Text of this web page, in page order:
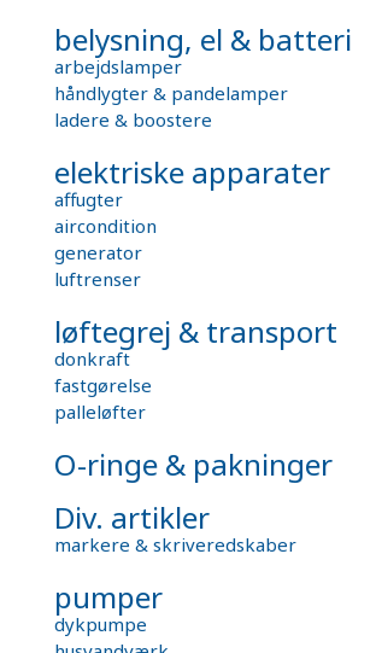
belysning, el & batteri
arbejdslamper
håndlygter & pandelamper
ladere & boostere
elektriske apparater
affugter
aircondition
generator
luftrenser
løftegrej & transport
donkraft
fastgørelse
palleløfter
O-ringe & pakninger
Div. artikler
markere & skriveredskaber
pumper
dykpumpe